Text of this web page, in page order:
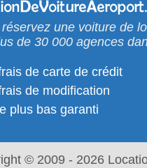
une voiture de
de 30 000 agences
de carte de crédit
de modification
plus bas garanti
© 2009 - 2026